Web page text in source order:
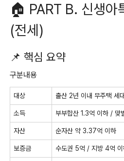
🏠 PART B. 신생아
(전세)
📌 핵심 요약
구분내용
대상 출산 2년 이내 무주택 세
소득 부부합산 1.3억 이하 / 맞
자산 순자산 약 3.37억 이하
보증금 수도권 5억 / 지방 4억 이